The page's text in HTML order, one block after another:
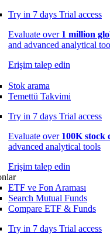
Try in 7 days Trial access
Evaluate over 1 million
and advanced analytical
Erişim talep edin
Stok arama
Temettü Takvimi
Try in 7 days Trial access
Evaluate over 100K stock
advanced analytical tools
Erişim talep edin
ETF ve Fon Araması
Search Mutual Funds
Compare ETF & Funds
Try in 7 days Trial access